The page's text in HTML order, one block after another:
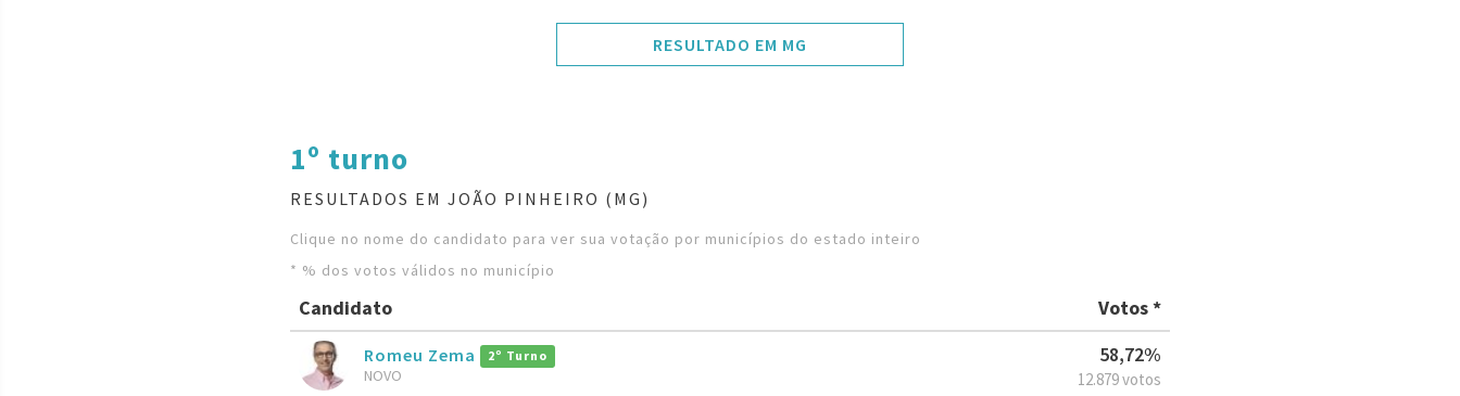
RESULTADO EM MG
1º turno
RESULTADOS EM JOÃO PINHEIRO (MG)
Clique no nome do candidato para ver sua votação por municípios do estado inteiro
* % dos votos válidos no município
Candidato Votos *
Romeu Zema 2º Turno
NOVO
58,72%
12.879 votos